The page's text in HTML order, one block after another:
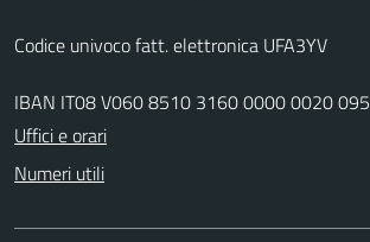
Codice univoco fatt. elettronica UFA3YV
IBAN IT08 V060 8510 3160 0000 0020 095
Uffici e orari
Numeri utili